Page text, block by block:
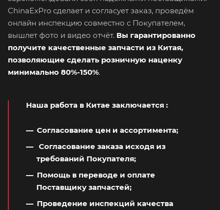
ChinaExPro сделает и согласует заказ, проведём
онлайн инспекцию совместно с Покупателем,
вышлет фото и видео отчёт. Вы гарантированно
получите качественные запчасти из Китая,
позволяющие сделать розничную наценку
минимально 80%-150%.
Наша работа в Китае заключается :
Согласование цен и ассортимента;
Согласование заказа исходя из
требований Покупателя;
Помощь в переводе и оплате
Поставщику запчастей;
Проведение инспекций качества